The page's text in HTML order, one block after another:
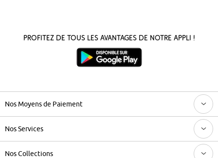
Profitez de tous les avantages de notre appli !
Nos Moyens de Paiement
Nos Services
Nos Collections